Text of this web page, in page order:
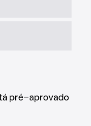
pré-aprovado